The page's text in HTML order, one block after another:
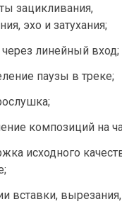
зацикливания,
эхо и затухания;
через линейный вход;
паузы в треке;
композиций на
исходного
вставки, вырезания,